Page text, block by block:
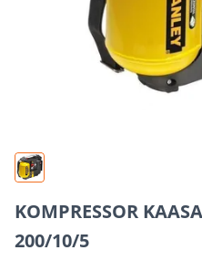
KOMPRESSOR
200/10/5